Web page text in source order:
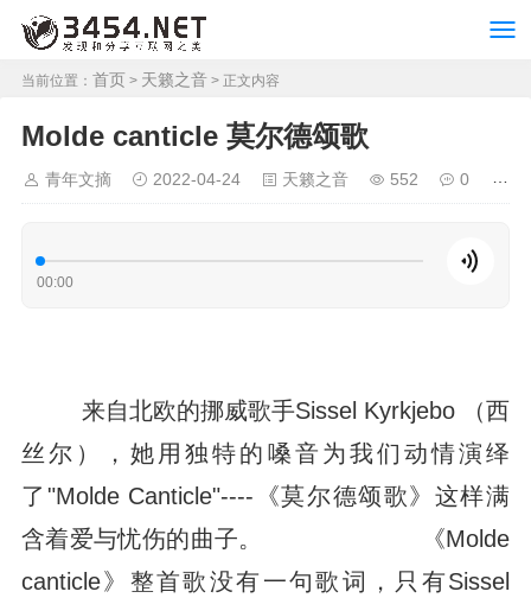
当前位置： 首页 > 天籁之音 > 正文内容
Molde canticle 莫尔德颂歌
青年文摘 2022-04-24 天籁之音 552 0
00:00
来自北欧的挪威歌手Sissel Kyrkjebo （西
丝尔），她用独特的嗓音为我们动情演绎
了"Molde Canticle"----《莫尔德颂歌》这样满
含着爱与忧伤的曲子。
《Molde
canticle》整首歌没有一句歌词，只有Sissel